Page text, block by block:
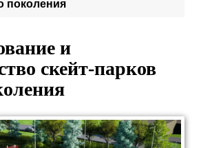
поколения
и
скейт-парков